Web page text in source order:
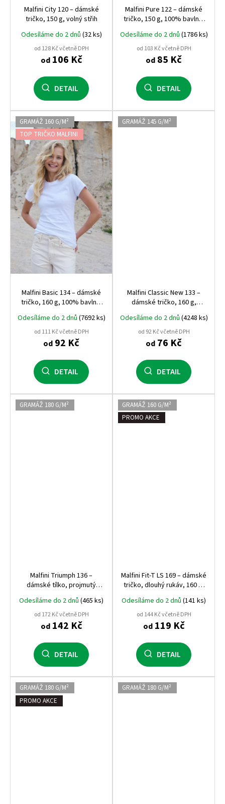
Malfini City 120 – dámské
tričko, 150 g, volný střih
Odesíláme do 2 dnů (32 ks)
od 128 Kč včetně DPH
od106 Kč
DETAIL
Malfini Pure 122 – dámské
tričko, 150 g, 100% bavlna,
Odesíláme do 2 dnů (1786 ks)
od 103 Kč včetně DPH
od 85 Kč
DETAIL
GRAMÁŽ 160 G/M²
TOP TRIČKO MALFINI
Malfini Basic 134 – dámské
tričko, 160 g, 100% bavlna,
Odesíláme do 2 dnů (7692 ks)
od 111 Kč včetně DPH
od 92 Kč
DETAIL
GRAMÁŽ 145 G/M²
Malfini Classic New 133 –
dámské tričko, 160 g,
Odesíláme do 2 dnů (4248 ks)
od 92 Kč včetně DPH
od 76 Kč
DETAIL
GRAMÁŽ 180 G/M²
Malfini Triumph 136 –
dámské tílko, projmutý
střih, 180 g
Odesíláme do 2 dnů (465 ks)
od 172 Kč včetně DPH
od142 Kč
DETAIL
GRAMÁŽ 160 G/M²
PROMO AKCE
Malfini Fit‑T LS 169 – dámské
tričko, dlouhý rukáv, 160 g,
100% bavlna
Odesíláme do 2 dnů (141 ks)
od 144 Kč včetně DPH
od119 Kč
DETAIL
GRAMÁŽ 180 G/M²
PROMO AKCE
GRAMÁŽ 180 G/M²